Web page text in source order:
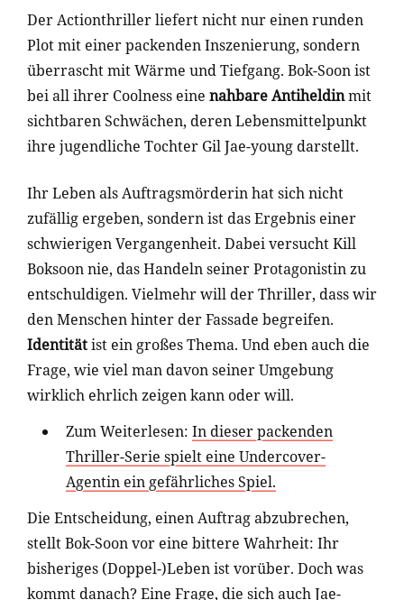
Der Actionthriller liefert nicht nur einen runden
Plot mit einer packenden Inszenierung, sondern
überrascht mit Wärme und Tiefgang. Bok-Soon ist
bei all ihrer Coolness eine nahbare Antiheldinmit
sichtbaren Schwächen, deren Lebensmittelpunkt
ihre jugendliche Tochter Gil Jae-young darstellt.
Ihr Leben als Auftragsmörderin hat sich nicht
zufällig ergeben, sondern ist das Ergebnis einer
schwierigen Vergangenheit. Dabei versucht Kill
Boksoon nie, das Handeln seiner Protagonistin zu
entschuldigen. Vielmehr will der Thriller, dass wir
den Menschen hinter der Fassade begreifen.
Identitätist ein großes Thema. Und eben auch die
Frage, wie viel man davon seiner Umgebung
wirklich ehrlich zeigen kann oder will.
Zum Weiterlesen: In dieser packenden
Thriller-Serie spielt eine Undercover-
Agentin ein gefährliches Spiel.
Die Entscheidung, einen Auftrag abzubrechen,
stellt Bok-Soon vor eine bittere Wahrheit: Ihr
bisheriges (Doppel-)Leben ist vorüber. Doch was
kommt danach? Eine Frage, die sich auch Jae-